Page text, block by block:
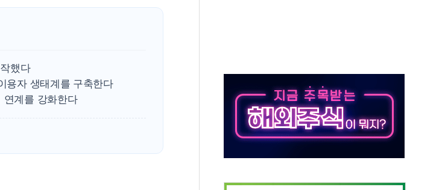
여수 오동도 인근 해상서 모터보트 전복…1명 사망·1명 실종
'화합' 꺼낸 김민석에 '뻔뻔' 받아친 정청래…제주 연설서 신경전 고조
李대통령, ISA 개편 재검토 지시…與 "적극 환영"·野 "졸속 국정"
했다
용자 생태계를 구축한다
연계를 강화한다